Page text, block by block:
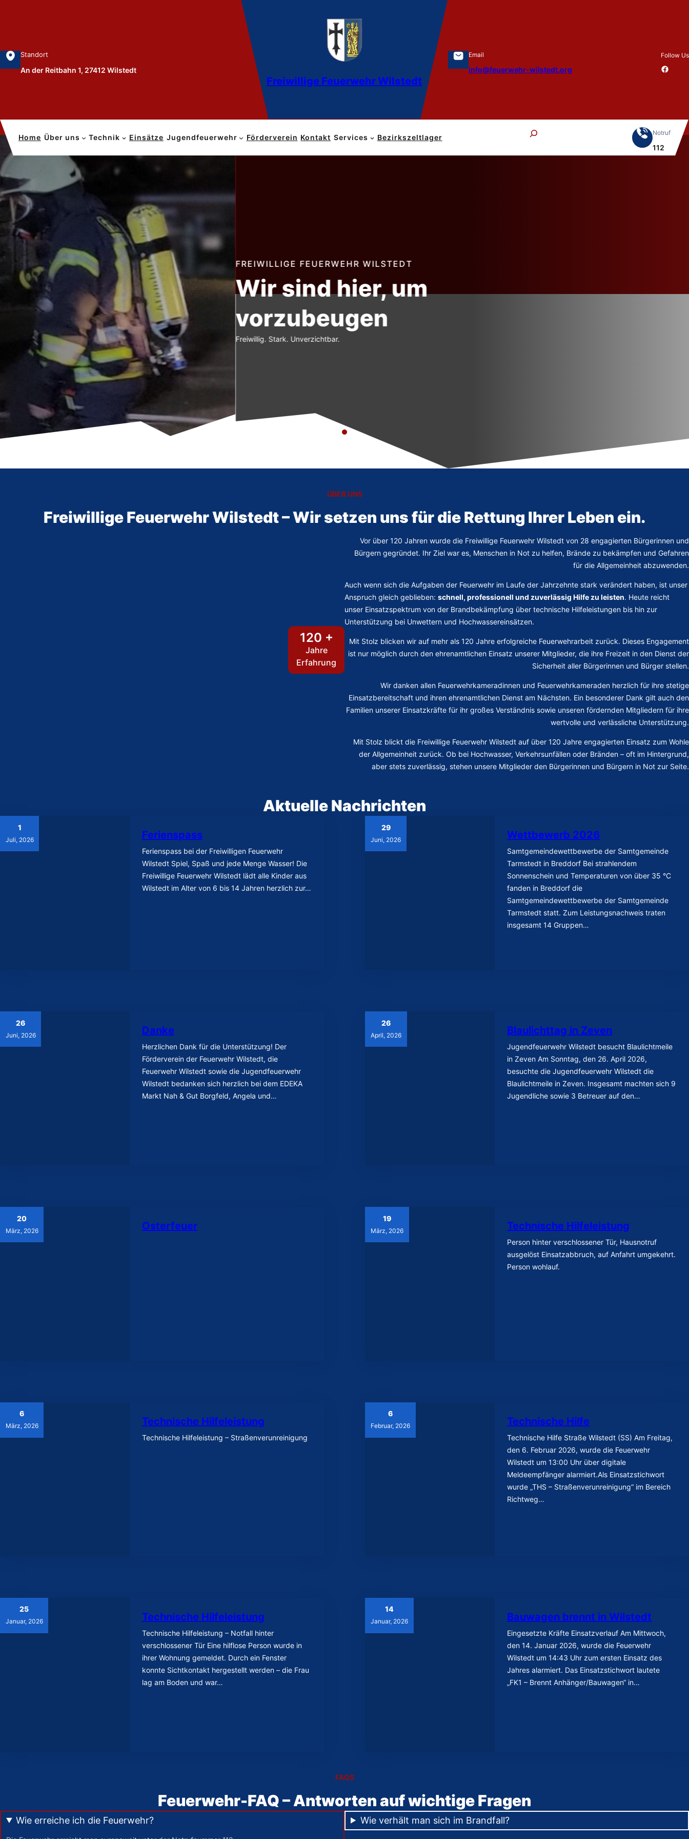
Standort
An der Reitbahn 1, 27412 Wilstedt
Freiwillige Feuerwehr Wilstedt
Email
info@feuerwehr-wilstedt.org
Follow Us
Facebook
Home Über uns Technik Einsätze Jugendfeuerwehr Förderverein Kontakt Services Bezirkszeltlager
S
a
Notruf
112
FREIWILLIGE FEUERWEHR WILSTEDT
Wir sind hier, um
vorzubeugen
Freiwillig. Stark. Unverzichtbar.
ÜBER UNS
Freiwillige Feuerwehr Wilstedt – Wir setzen uns für die Rettung Ihrer Leben ein.
120 +
Jahre
Erfahrung
Vor über 120 Jahren wurde die Freiwillige Feuerwehr Wilstedt von 28 engagierten Bürgerinnen und
Bürgern gegründet. Ihr Ziel war es, Menschen in Not zu helfen, Brände zu bekämpfen und Gefahren
für die Allgemeinheit abzuwenden.
Auch wenn sich die Aufgaben der Feuerwehr im Laufe der Jahrzehnte stark verändert haben, ist unser
Anspruch gleich geblieben: schnell, professionell und zuverlässig Hilfe zu leisten. Heute reicht
unser Einsatzspektrum von der Brandbekämpfung über technische Hilfeleistungen bis hin zur
Unterstützung bei Unwettern und Hochwassereinsätzen.
Mit Stolz blicken wir auf mehr als 120 Jahre erfolgreiche Feuerwehrarbeit zurück. Dieses Engagement
ist nur möglich durch den ehrenamtlichen Einsatz unserer Mitglieder, die ihre Freizeit in den Dienst der
Sicherheit aller Bürgerinnen und Bürger stellen.
Wir danken allen Feuerwehrkameradinnen und Feuerwehrkameraden herzlich für ihre stetige
Einsatzbereitschaft und ihren ehrenamtlichen Dienst am Nächsten. Ein besonderer Dank gilt auch den
Familien unserer Einsatzkräfte für ihr großes Verständnis sowie unseren fördernden Mitgliedern für ihre
wertvolle und verlässliche Unterstützung.
Mit Stolz blickt die Freiwillige Feuerwehr Wilstedt auf über 120 Jahre engagierten Einsatz zum Wohle
der Allgemeinheit zurück. Ob bei Hochwasser, Verkehrsunfällen oder Bränden – oft im Hintergrund,
aber stets zuverlässig, stehen unsere Mitglieder den Bürgerinnen und Bürgern in Not zur Seite.
Aktuelle Nachrichten
1
Juli, 2026 Ferienspass
Ferienspass bei der Freiwilligen Feuerwehr
Wilstedt Spiel, Spaß und jede Menge Wasser! Die
Freiwillige Feuerwehr Wilstedt lädt alle Kinder aus
Wilstedt im Alter von 6 bis 14 Jahren herzlich zur…
29
Juni, 2026 Wettbewerb 2026
Samtgemeindewettbewerbe der Samtgemeinde
Tarmstedt in Breddorf Bei strahlendem
Sonnenschein und Temperaturen von über 35 °C
fanden in Breddorf die
Samtgemeindewettbewerbe der Samtgemeinde
Tarmstedt statt. Zum Leistungsnachweis traten
insgesamt 14 Gruppen…
26
Juni, 2026 Danke
Herzlichen Dank für die Unterstützung! Der
Förderverein der Feuerwehr Wilstedt, die
Feuerwehr Wilstedt sowie die Jugendfeuerwehr
Wilstedt bedanken sich herzlich bei dem EDEKA
Markt Nah & Gut Borgfeld, Angela und…
26
April, 2026 Blaulichttag in Zeven
Jugendfeuerwehr Wilstedt besucht Blaulichtmeile
in Zeven Am Sonntag, den 26. April 2026,
besuchte die Jugendfeuerwehr Wilstedt die
Blaulichtmeile in Zeven. Insgesamt machten sich 9
Jugendliche sowie 3 Betreuer auf den…
20
März, 2026 Osterfeuer
19
März, 2026 Technische Hilfeleistung
Person hinter verschlossener Tür, Hausnotruf
ausgelöst Einsatzabbruch, auf Anfahrt umgekehrt.
Person wohlauf.
6
März, 2026 Technische Hilfeleistung
Technische Hilfeleistung – Straßenverunreinigung
6
Februar, 2026 Technische Hilfe
Technische Hilfe Straße Wilstedt (SS) Am Freitag,
den 6. Februar 2026, wurde die Feuerwehr
Wilstedt um 13:00 Uhr über digitale
Meldeempfänger alarmiert.Als Einsatzstichwort
wurde „THS – Straßenverunreinigung“ im Bereich
Richtweg…
25
Januar, 2026 Technische Hilfeleistung
Technische Hilfeleistung – Notfall hinter
verschlossener Tür Eine hilflose Person wurde in
ihrer Wohnung gemeldet. Durch ein Fenster
konnte Sichtkontakt hergestellt werden – die Frau
lag am Boden und war…
14
Januar, 2026 Bauwagen brennt in Wilstedt
Eingesetzte Kräfte Einsatzverlauf Am Mittwoch,
den 14. Januar 2026, wurde die Feuerwehr
Wilstedt um 14:43 Uhr zum ersten Einsatz des
Jahres alarmiert. Das Einsatzstichwort lautete
„FK1 – Brennt Anhänger/Bauwagen“ in…
FAQS
Feuerwehr-FAQ – Antworten auf wichtige Fragen
Wie erreiche ich die Feuerwehr? Wie verhält man sich im Brandfall?